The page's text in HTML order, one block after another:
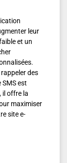
leur
et un
des
est
il offre la
maximiser
site e-